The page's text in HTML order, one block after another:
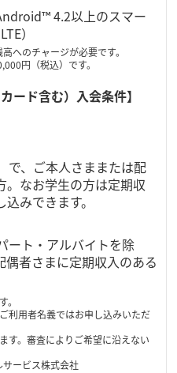
4.2以上のスマー
）
へのチャージが必要です。
円（税込）です。
ード含む）入会条件】
で、ご本人さままたは配
。なお学生の方は定期収
みできます。
ート・アルバイトを除
偶者さまに定期収入のある
利用者名義ではお申し込みいただ
す。審査によりご希望に沿えない
ービス株式会社